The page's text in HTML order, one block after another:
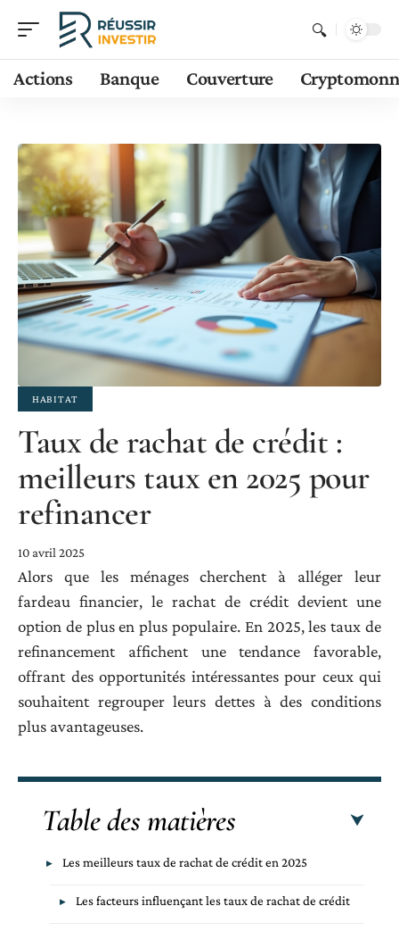
Actions Banque Couverture
HABITAT
Taux de rachat de crédit :
meilleurs taux en 2025 pour
refinancer
10 avril 2025
Alors que les ménages cherchent à alléger leur
fardeau financier, le rachat de crédit devient une
option de plus en plus populaire. En 2025, les taux de
refinancement affichent une tendance favorable,
offrant des opportunités intéressantes pour ceux qui
souhaitent regrouper leurs dettes à des conditions
plus avantageuses.
Table des matières
Les meilleurs taux de rachat de crédit en 2025
Les facteurs influençant les taux de rachat de crédit